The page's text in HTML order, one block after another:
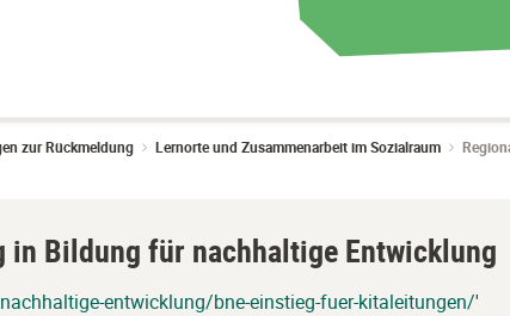
zur Rückmeldung Lernorte und Zusammenarbeit im Sozialraum
Bildung für nachhaltige Entwicklung
entwicklung/bne-einstieg-fuer-kitaleitungen/'